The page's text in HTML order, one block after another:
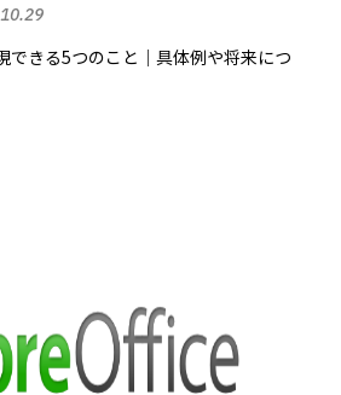
できる5つのこと｜具体例や将来につ